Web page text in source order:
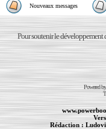
Nouveaux messages
Pour soutenir le développement
Powered
Rédaction :